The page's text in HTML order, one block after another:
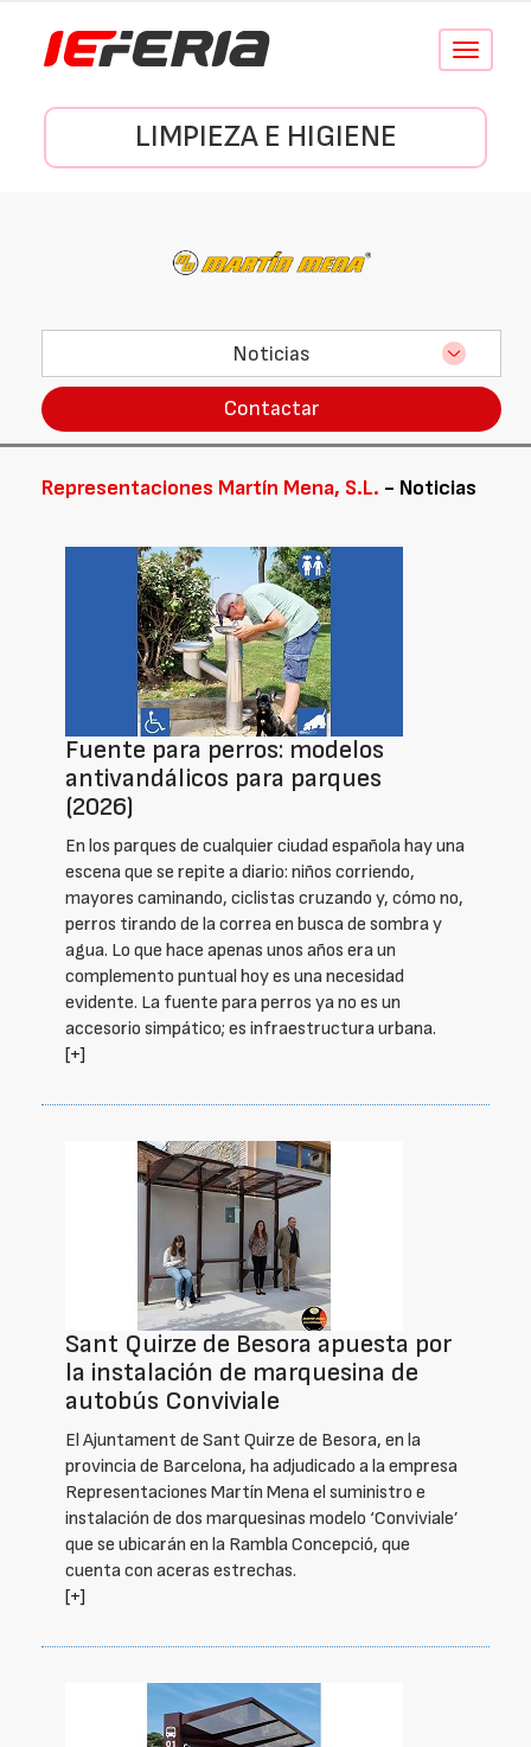
Conmutar
LIMPIEZA E HIGIENE
Noticias
Contactar
Representaciones Martín Mena, S.L. - Noticias
Fuente para perros: modelos
antivandálicos para parques
(2026)
En los parques de cualquier ciudad española hay una
escena que se repite a diario: niños corriendo,
mayores caminando, ciclistas cruzando y, cómo no,
perros tirando de la correa en busca de sombra y
agua. Lo que hace apenas unos años era un
complemento puntual hoy es una necesidad
evidente. La fuente para perros ya no es un
accesorio simpático; es infraestructura urbana.
[+]
Sant Quirze de Besora apuesta por
la instalación de marquesina de
autobús Conviviale
El Ajuntament de Sant Quirze de Besora, en la
provincia de Barcelona, ha adjudicado a la empresa
Representaciones Martín Mena el suministro e
instalación de dos marquesinas modelo ‘Conviviale’
que se ubicarán en la Rambla Concepció, que
cuenta con aceras estrechas.
[+]